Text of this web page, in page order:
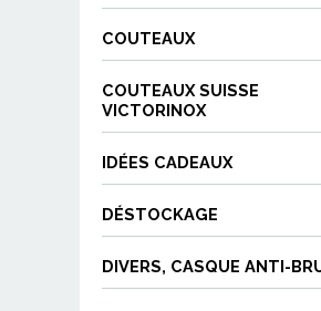
COUTEAUX
COUTEAUX SUISSE
VICTORINOX
IDÉES CADEAUX
DÉSTOCKAGE
DIVERS, CASQUE ANTI-